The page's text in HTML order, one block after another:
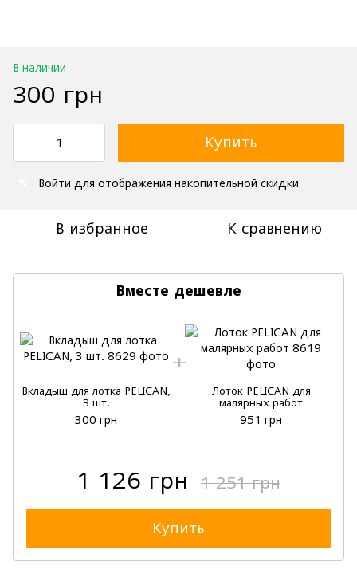
В наличии
300 грн
Купить
Войти для отображения накопительной скидки
В избранное К сравнению
Вместе дешевле
Вкладыш для лотка PELICAN,
3 шт.
300 грн
Лоток PELICAN для
малярных работ
951 грн
1 126 грн 1 251 грн
Купить